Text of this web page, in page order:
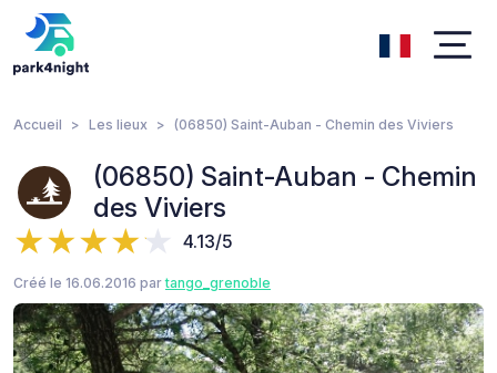
Accueil Les lieux (06850) Saint-Auban - Chemin des Viviers
(06850) Saint-Auban - Chemin
des Viviers
4.13/5
Créé le 16.06.2016 partango_grenoble